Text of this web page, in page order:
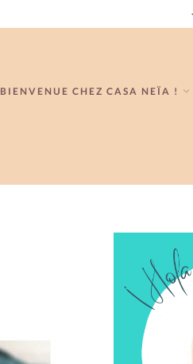
BIENVENUE CHEZ CASA NEÏA !